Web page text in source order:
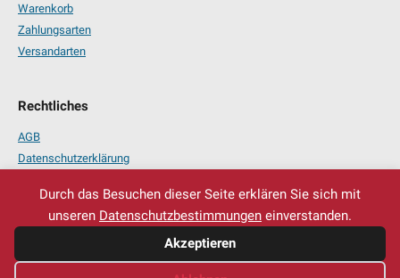
Durch das Besuchen dieser Seite erklären Sie sich mit
unseren Datenschutzbestimmungen einverstanden.
Akzeptieren
Warenkorb
Zahlungsarten
Versandarten
Rechtliches
AGB
Datenschutzerklärung